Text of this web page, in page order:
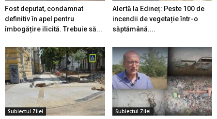
Fost deputat, condamnat
definitiv în apel pentru
îmbogățire ilicită. Trebuie să...
Alertă la Edineț: Peste 100 de
incendii de vegetație într-o
săptămână....
Subiectul Zilei Subiectul Zilei